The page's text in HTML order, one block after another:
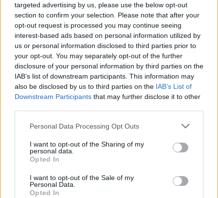
targeted advertising by us, please use the below opt-out
section to confirm your selection. Please note that after your
opt-out request is processed you may continue seeing
interest-based ads based on personal information utilized by
us or personal information disclosed to third parties prior to
your opt-out. You may separately opt-out of the further
disclosure of your personal information by third parties on the
IAB’s list of downstream participants. This information may
also be disclosed by us to third parties on the IAB’s List of
Downstream Participants that may further disclose it to other
Personal Data Processing Opt Outs
I want to opt-out of the Sharing of my
personal data.
Opted In
I want to opt-out of the Sale of my
Personal Data.
Opted In
Kela voi leikata tukia
ulkomaanmatkan vuoksi
4
VIIHDEUUTISET
Suolikaasun tuoksu levisi Spider-